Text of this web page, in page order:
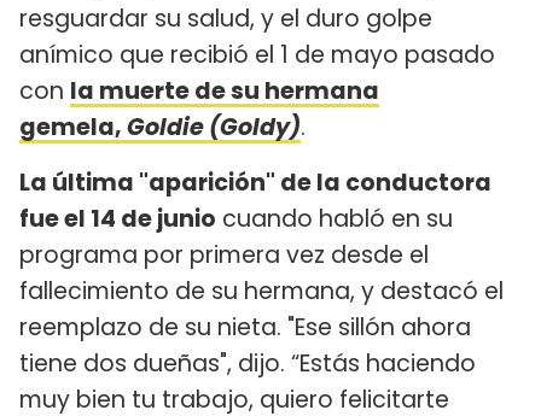
resguardar su salud, y el duro golpe
anímico que recibió el 1 de mayo pasado
con la muerte de su hermana
gemela,Goldie (Goldy).
La última "aparición" de la conductora
fue el 14 de junio cuando habló en su
programa por primera vez desde el
fallecimiento de su hermana, y destacó el
reemplazo de su nieta. "Ese sillón ahora
tiene dos dueñas", dijo. “Estás haciendo
muy bien tu trabajo, quiero felicitarte